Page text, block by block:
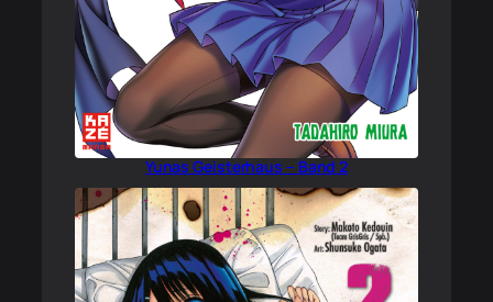
Yunas Geisterhaus – Band 2